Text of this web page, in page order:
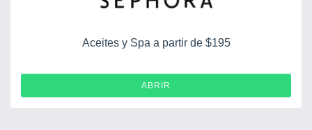
Aceites y Spa a partir de $195
ABRIR